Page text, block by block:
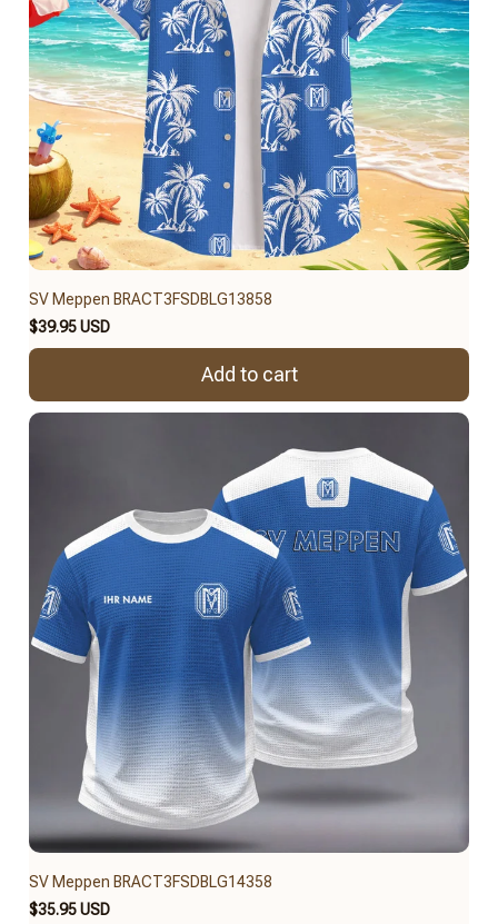
SV Meppen BRACT3FSDBLG13858
$39.95 USD
Add to cart
SV Meppen BRACT3FSDBLG14358
$35.95 USD